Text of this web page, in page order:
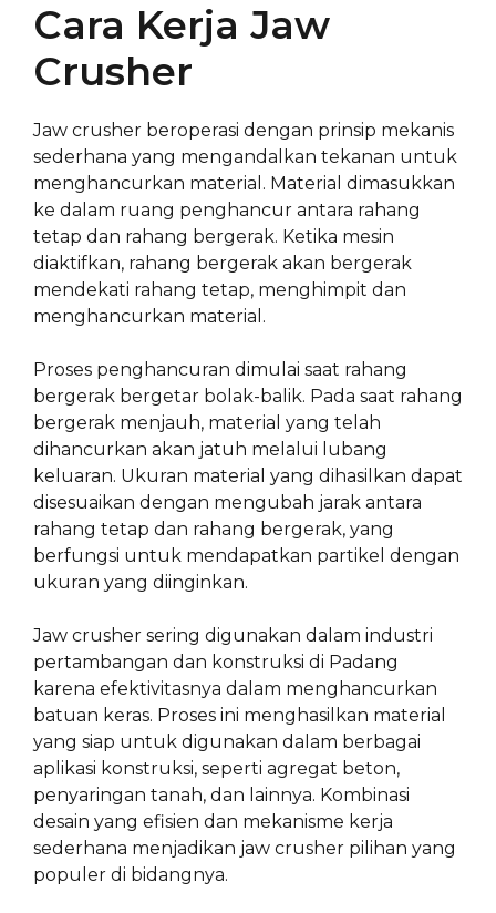
Cara Kerja Jaw
Crusher
Jaw crusher beroperasi dengan prinsip mekanis
sederhana yang mengandalkan tekanan untuk
menghancurkan material. Material dimasukkan
ke dalam ruang penghancur antara rahang
tetap dan rahang bergerak. Ketika mesin
diaktifkan, rahang bergerak akan bergerak
mendekati rahang tetap, menghimpit dan
menghancurkan material.
Proses penghancuran dimulai saat rahang
bergerak bergetar bolak-balik. Pada saat rahang
bergerak menjauh, material yang telah
dihancurkan akan jatuh melalui lubang
keluaran. Ukuran material yang dihasilkan dapat
disesuaikan dengan mengubah jarak antara
rahang tetap dan rahang bergerak, yang
berfungsi untuk mendapatkan partikel dengan
ukuran yang diinginkan.
Jaw crusher sering digunakan dalam industri
pertambangan dan konstruksi di Padang
karena efektivitasnya dalam menghancurkan
batuan keras. Proses ini menghasilkan material
yang siap untuk digunakan dalam berbagai
aplikasi konstruksi, seperti agregat beton,
penyaringan tanah, dan lainnya. Kombinasi
desain yang efisien dan mekanisme kerja
sederhana menjadikan jaw crusher pilihan yang
populer di bidangnya.